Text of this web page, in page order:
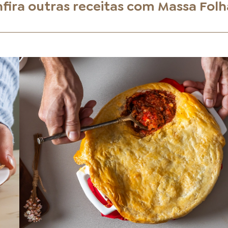
outras receitas com Massa